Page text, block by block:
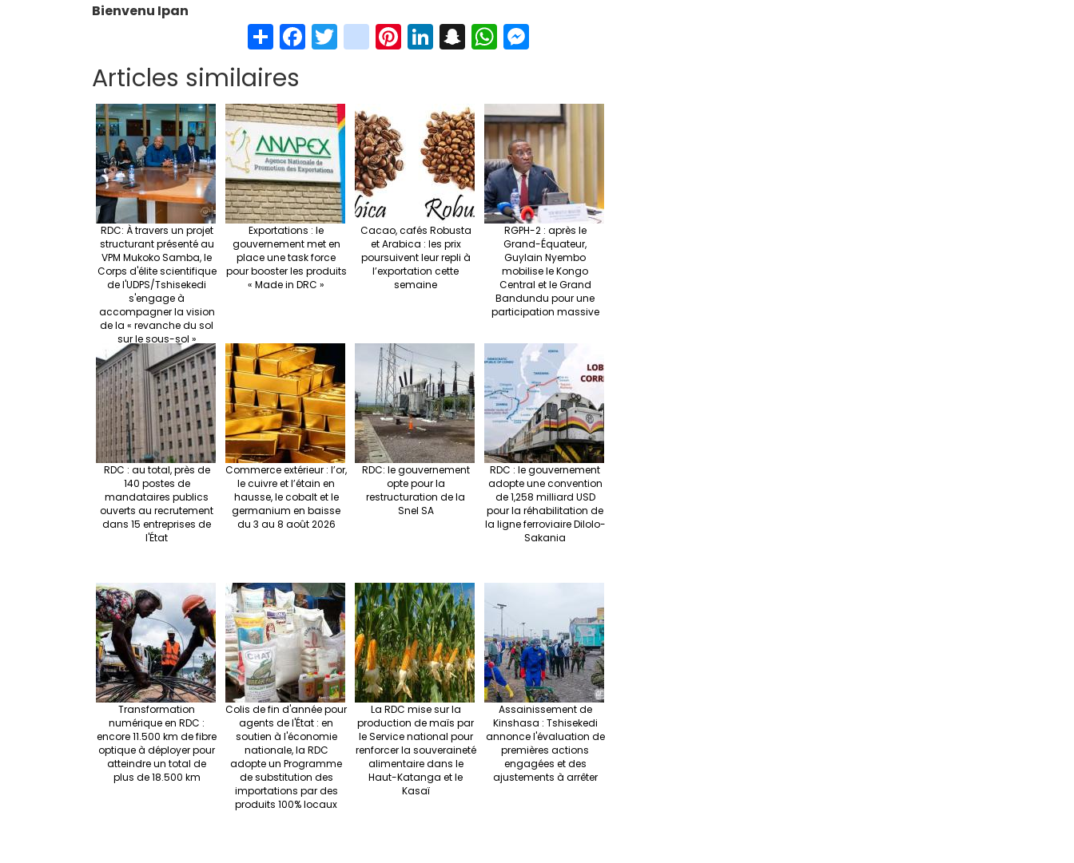
Bienvenu Ipan
S
h
ar
e
Fa
ce
o
o
k
T
wi
er
in
st
ra
m
Pi
nt
Li
n
dI
n
S
n
pc
h
at
W
h
sA
p
p
n
ge
r
Articles similaires
RDC: À travers un projet
structurant présenté au
VPM Mukoko Samba, le
Corps d'élite scientifique
de l'UDPS/Tshisekedi
s'engage à
accompagner la vision
de la « revanche du sol
sur le sous-sol »
Exportations : le
gouvernement met en
place une task force
pour booster les produits
« Made in DRC »
Cacao, cafés Robusta
et Arabica : les prix
poursuivent leur repli à
l’exportation cette
semaine
RGPH-2 : après le
Grand-Équateur,
Guylain Nyembo
mobilise le Kongo
Central et le Grand
Bandundu pour une
participation massive
RDC : au total, près de
140 postes de
mandataires publics
ouverts au recrutement
dans 15 entreprises de
l'État
Commerce extérieur : l’or,
le cuivre et l’étain en
hausse, le cobalt et le
germanium en baisse
du 3 au 8 août 2026
RDC: le gouvernement
opte pour la
restructuration de la
Snel SA
RDC : le gouvernement
adopte une convention
de 1,258 milliard USD
pour la réhabilitation de
la ligne ferroviaire Dilolo-
Sakania
Transformation
numérique en RDC :
encore 11.500 km de fibre
optique à déployer pour
atteindre un total de
plus de 18.500 km
Colis de fin d'année pour
agents de l'État : en
soutien à l'économie
nationale, la RDC
adopte un Programme
de substitution des
importations par des
produits 100% locaux
La RDC mise sur la
production de maïs par
le Service national pour
renforcer la souveraineté
alimentaire dans le
Haut-Katanga et le
Kasaï
Assainissement de
Kinshasa : Tshisekedi
annonce l'évaluation de
premières actions
engagées et des
ajustements à arrêter